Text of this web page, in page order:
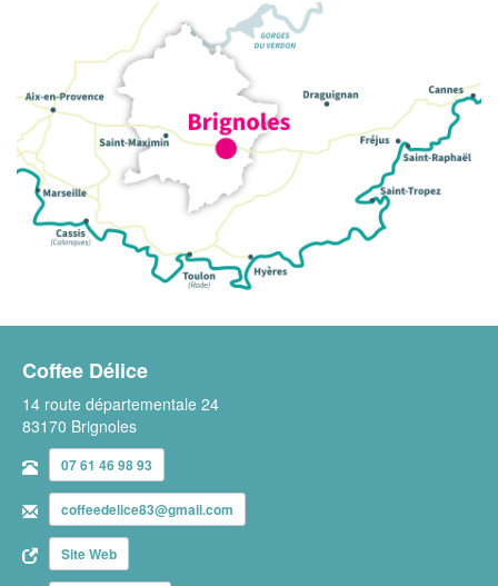
Coffee Délice
14 route départementale 24
83170 Brignoles
07 61 46 98 93
coffeedelice83@gmail.com
Site Web